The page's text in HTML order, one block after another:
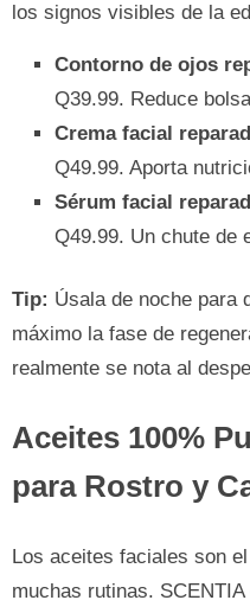
los signos visibles de la
Contorno de ojos
Q39.99. Reduce
Crema facial
Q49.99. Aporta
Sérum facial
Q49.99. Un chute de
Tip: Úsala de noche para
máximo la fase de
realmente se nota al
Aceites 100%
para Rostro y
Los aceites faciales son
muchas rutinas.